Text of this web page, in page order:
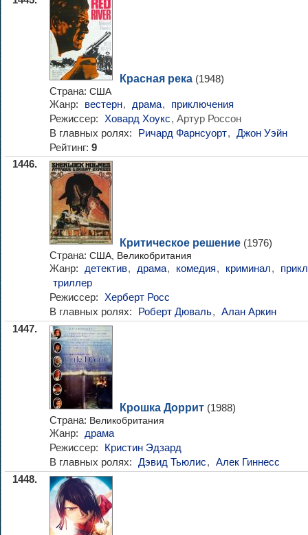
Красная река (1948)
Страна: США
Жанр: вестерн, драма,
приключения
Режиссер: Ховард Хоукс, Артур Россон
В главных ролях:
Ричард Фарнсуорт, Джон Уэйн
Рейтинг: 9
1446.
Критическое решение (1976)
Страна: США, Великобритания
Жанр: детектив, драма, комедия, криминал,
триллер
Режиссер: Херберт Росс
В главных ролях:
Роберт Дюваль, Алан Аркин
1447.
Крошка Доррит (1988)
Страна: Великобритания
Жанр:
драма
Режиссер:
Кристин Эдзард
В главных ролях: Дэвид Тьюлис, Алек Гиннесс
1448.